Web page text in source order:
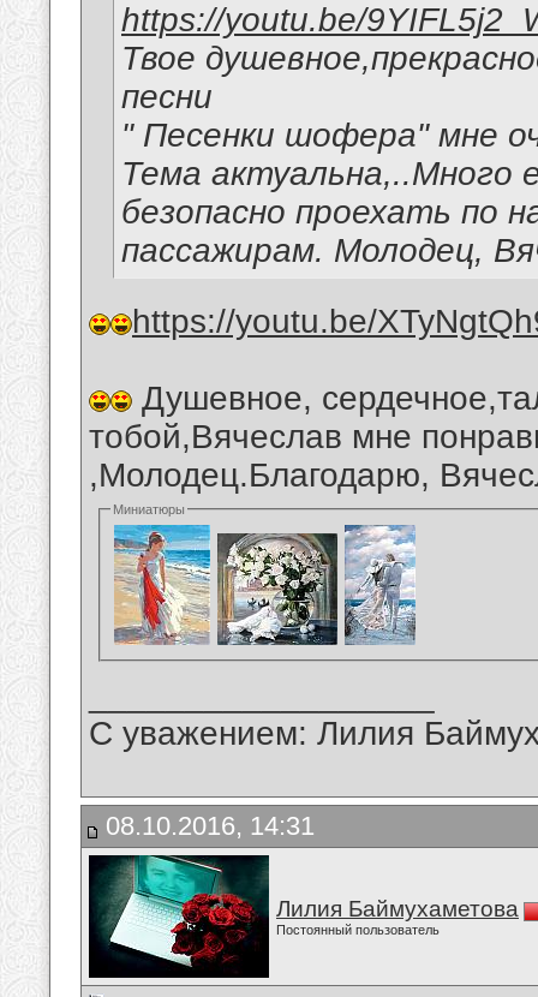
https://youtu.be/
Твое
песни
" Песенки шофера" мне
Тема
безопасно проехать по
пассажирам. Молодец,
https://youtu.be/
Душевное,
тобой,Вячеслав мне
,Молодец.Благодарю,
Миниатюры
С уважением: Лилия
08.10.2016, 14:31
Лилия Баймухаметова
Постоянный пользователь